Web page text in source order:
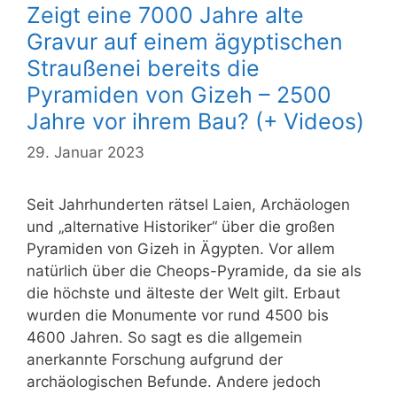
Zeigt eine 7000 Jahre alte
Gravur auf einem ägyptischen
Straußenei bereits die
Pyramiden von Gizeh – 2500
Jahre vor ihrem Bau? (+ Videos)
29. Januar 2023
Seit Jahrhunderten rätsel Laien, Archäologen
und „alternative Historiker“ über die großen
Pyramiden von Gizeh in Ägypten. Vor allem
natürlich über die Cheops-Pyramide, da sie als
die höchste und älteste der Welt gilt. Erbaut
wurden die Monumente vor rund 4500 bis
4600 Jahren. So sagt es die allgemein
anerkannte Forschung aufgrund der
archäologischen Befunde. Andere jedoch